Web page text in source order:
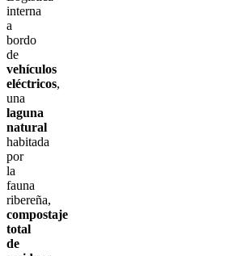
interna
a
bordo
de
vehículos
eléctricos,
una
laguna
natural
habitada
por
la
fauna
ribereña,
compostaje
total
de